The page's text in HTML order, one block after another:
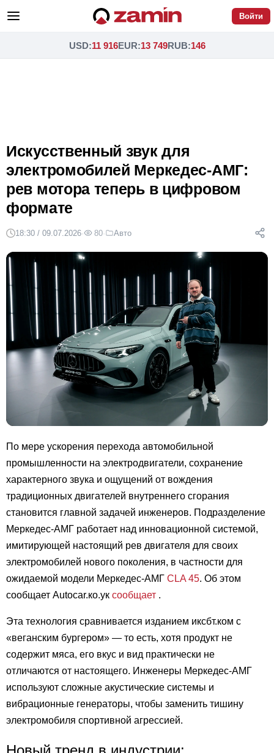
Войти
USD:11 916EUR:13 749RUB:146
Искусственный звук для
электромобилей Меркедес-АМГ:
рев мотора теперь в цифровом
формате
18:30 / 09.07.2026· 80· Авто
По мере ускорения перехода автомобильной
промышленности на электродвигатели, сохранение
характерного звука и ощущений от вождения
традиционных двигателей внутреннего сгорания
становится главной задачей инженеров. Подразделение
Меркедес-АМГ работает над инновационной системой,
имитирующей настоящий рев двигателя для своих
электромобилей нового поколения, в частности для
ожидаемой модели Меркедес-АМГ CLA 45. Об этом
сообщает Autocar.ко.ук сообщает .
Эта технология сравнивается изданием иксбт.ком с
«веганским бургером» — то есть, хотя продукт не
содержит мяса, его вкус и вид практически не
отличаются от настоящего. Инженеры Меркедес-АМГ
используют сложные акустические системы и
вибрационные генераторы, чтобы заменить тишину
электромобиля спортивной агрессией.